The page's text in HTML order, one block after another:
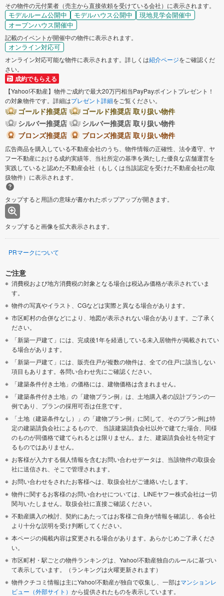
その物件の元付業者（売主から直接依頼を受けている会社）に表示されます。
モデルルーム公開中 モデルハウス公開中
現地見学会開催中
オープンハウス開催中
記載のイベントが開催中の物件に表示されます。
オンライン対応可
オンライン対応可能な物件に表示されます。詳しくは紹介ページをご確認くだ
さい。
成約でもらえる
【Yahoo!不動産】物件ご成約で最大20万円相当PayPayポイントプレゼント！
の対象物件です。詳細はプレゼント詳細をご覧ください。
ゴールド推奨店
ゴールド推奨店 取り扱い物件
シルバー推奨店
シルバー推奨店 取り扱い物件
ブロンズ推奨店
ブロンズ推奨店 取り扱い物件
広告商品を購入している不動産会社のうち、物件情報の正確性、法令遵守、ヤ
フー不動産における成約実績等、当社所定の基準を満たした優良な店舗運営を
実践していると認めた不動産会社（もしくは当該認定を受けた不動産会社の取
扱物件）に表示されます。
タップすると用語の意味が書かれたポップアップが開きます。
タップすると画像を拡大表示されます。
PRマークについて
ご注意
消費税および地方消費税の対象となる場合は税込み価格が表示されていま
す。
物件の写真やイラスト、CGなどは実際と異なる場合があります。
市区町村の合併などにより、地図が表示されない場合があります。ご了承く
ださい。
「新築一戸建て」には、完成後1年を経過している未入居物件が掲載されてい
る場合があります。
「新築一戸建て」には、販売住戸が複数の物件は、全ての住戸に該当しない
項目もあります。各問い合わせ先にご確認ください。
「建築条件付き土地」の価格には、建物価格は含まれません。
「建築条件付き土地」の「建物プラン例」は、土地購入者の設計プランの一
例であり、プランの採用可否は任意です。
「土地（建築条件なし）」の「建物プラン例」に関して、そのプラン例は特
定の建築請負会社によるもので、 当該建築請負会社以外で建てた場合、同様
のものが同価格で建てられるとは限りません。また、建築請負会社を特定す
るものではありません。
お客様が入力する個人情報を含むお問い合わせデータは、当該物件の取扱会
社に送信され、そこで管理されます。
お問い合わせをされたお客様へは、取扱会社がご連絡いたします。
物件に関するお客様のお問い合わせについては、LINEヤフー株式会社は一切
関与いたしません。取扱会社に直接ご確認ください。
不動産購入の検討、契約にあたってはお客様ご自身が情報を確認し、各会社
より十分な説明を受け判断してください。
本ページの掲載内容は変更される場合があります。あらかじめご了承くださ
い。
市区町村・駅ごとの物件ランキングは、Yahoo!不動産独自のルールに基づい
て表示しています。（ランキングは火曜更新されます）
物件クチコミ情報は主にYahoo!不動産が独自で収集し、一部はマンションレ
ビュー（外部サイト） から提供されたものを表示しています。